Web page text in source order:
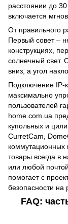
расстоянии до
включается
От правильного
Первый совет –
конструкциях,
солнечный свет.
вниз, а угол
Подключение IP-
максимально
пользователей
home.com.ua
купольных и
CurretCam,
коммутационных
товары всегда в
или любой
помогает с
безопасности на
FAQ: